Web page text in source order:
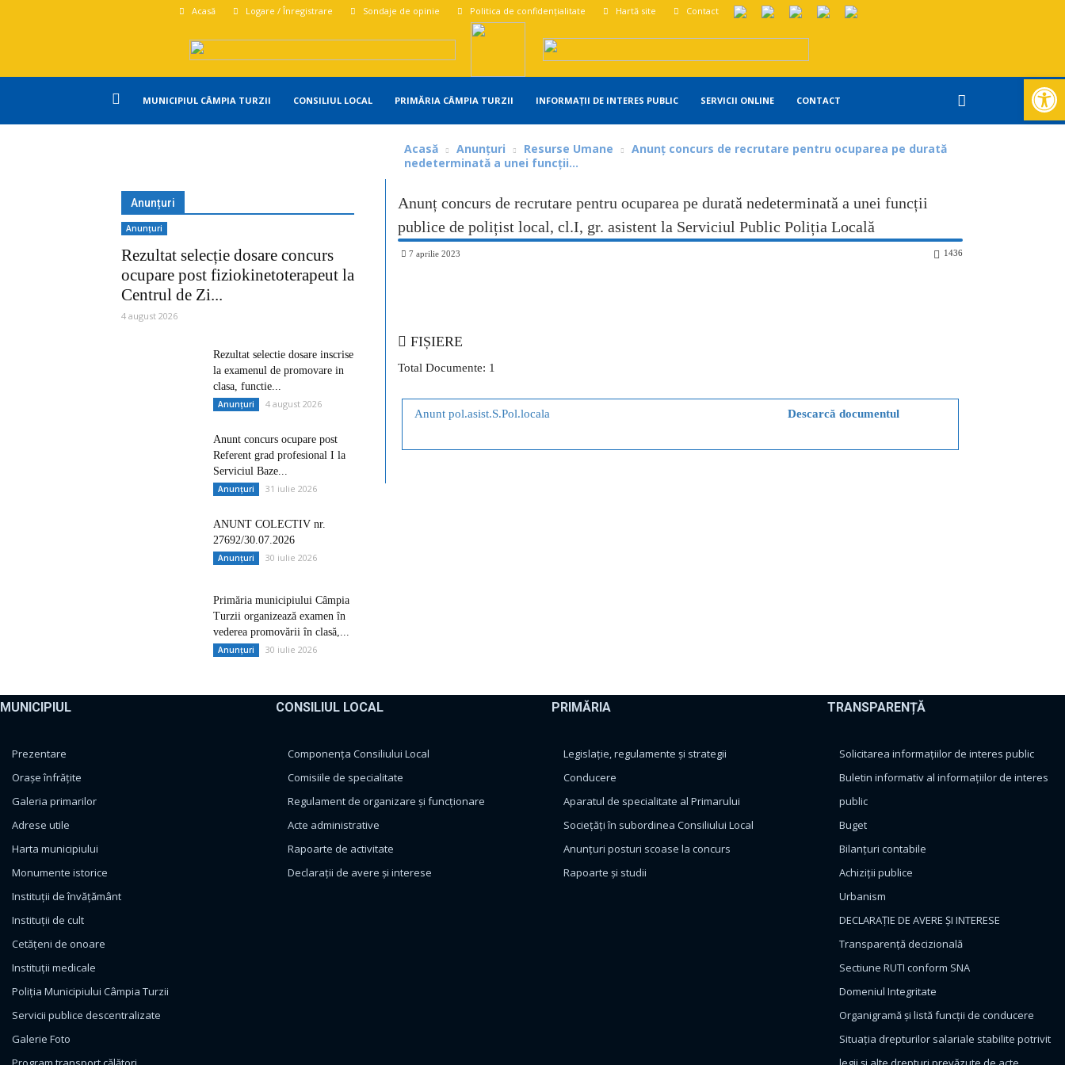
Acasă Logare / Înregistrare Sondaje de opinie Politica de confidențialitate Hartă site Contact
Primăria
Turzii
MUNICIPIUL CÂMPIA TURZII CONSILIUL LOCAL PRIMĂRIA CÂMPIA TURZII INFORMAȚII DE INTERES PUBLIC SERVICII ONLINE CONTACT
Acasă Anunțuri Resurse Umane
Anunț concurs de recrutare pentru ocuparea pe durată
nedeterminată a unei funcții...
Anunț concurs de recrutare pentru ocuparea pe durată nedeterminată a unei funcții
publice de polițist local, cl.I, gr. asistent la Serviciul Public Poliția Locală
7 aprilie 2023 1436
FIȘIERE
Total Documente: 1
Anunt pol.asist.S.Pol.locala Descarcă documentul
Anunțuri
Anunțuri
Rezultat selecție dosare concurs
ocupare post fiziokinetoterapeut la
Centrul de Zi...
4 august 2026
Rezultat selectie dosare inscrise
la examenul de promovare in
clasa, functie...
Anunțuri 4 august 2026
Anunt concurs ocupare post
Referent grad profesional I la
Serviciul Baze...
Anunțuri 31 iulie 2026
ANUNT COLECTIV nr.
27692/30.07.2026
Anunțuri 30 iulie 2026
Primăria municipiului Câmpia
Turzii organizează examen în
vederea promovării în clasă,...
Anunțuri 30 iulie 2026
MUNICIPIUL
Prezentare
Orașe înfrățite
Galeria primarilor
Adrese utile
Harta municipiului
Monumente istorice
Instituții de învățământ
Instituții de cult
Cetățeni de onoare
Instituții medicale
Poliția Municipiului Câmpia Turzii
Servicii publice descentralizate
Galerie Foto
CONSILIUL LOCAL
Componența Consiliului Local
Comisiile de specialitate
Regulament de organizare și funcționare
Acte administrative
Rapoarte de activitate
Declarații de avere și interese
PRIMĂRIA
Legislație, regulamente și strategii
Conducere
Aparatul de specialitate al Primarului
Sociețăți în subordinea Consiliului Local
Anunțuri posturi scoase la concurs
Rapoarte și studii
TRANSPARENȚĂ
Solicitarea informațiilor de interes public
Buletin informativ al informațiilor de interes
public
Buget
Bilanțuri contabile
Achiziții publice
Urbanism
DECLARAȚIE DE AVERE ȘI INTERESE
Transparență decizională
Sectiune RUTI conform SNA
Domeniul Integritate
Organigramă și listă funcții de conducere
Situația drepturilor salariale stabilite potrivit
Deschide